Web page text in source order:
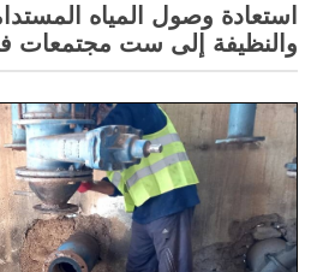
استعادة وصول المياه
والنظيفة إلى ست